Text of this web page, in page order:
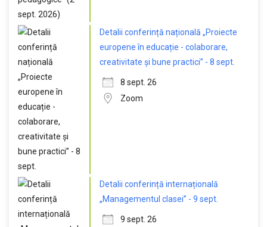
Detalii conferință națională „Proiecte
europene în educație - colaborare,
creativitate și bune practici” - 8 sept.
8 sept. 26
Zoom
Detalii conferință internațională
„Managementul clasei” - 9 sept.
9 sept. 26